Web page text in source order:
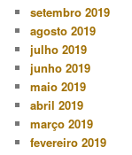
setembro 2019
agosto 2019
julho 2019
junho 2019
maio 2019
abril 2019
março 2019
fevereiro 2019